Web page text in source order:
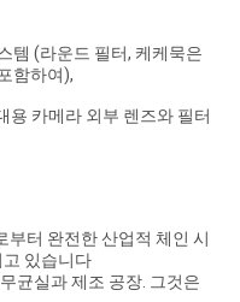
템 (라운드 필터, 케케묵은
함하여),
용 카메라 외부 렌즈와 필터
부터 완전한 산업적 체인 시
있습니다
균실과 제조 공장. 그것은